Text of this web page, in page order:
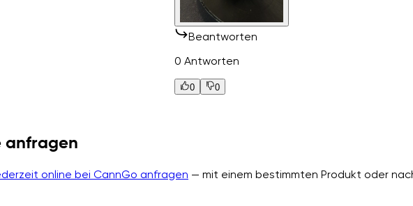
Beantworten
0 Antworten
0 0
anfragen
online bei CannGo anfragen — mit einem bestimmten Produkt oder